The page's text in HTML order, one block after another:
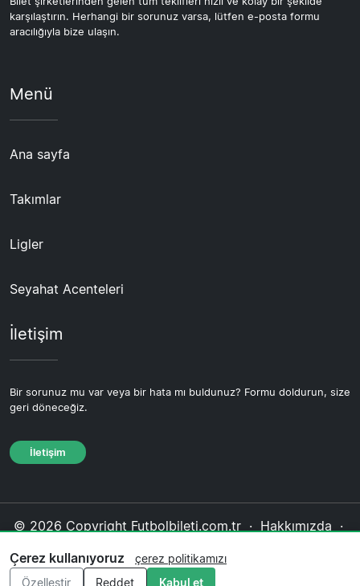
karşılaştırın. Herhangi bir sorunuz varsa, lütfen e-posta formu
aracılığıyla bize ulaşın.
Menü
Ana sayfa
Takımlar
Ligler
Seyahat Acenteleri
İletişim
Bir sorunuz mu var veya bir hata mı buldunuz? Formu doldurun, size
geri döneceğiz.
İletişim
© 2026 Copyright Futbolbileti.com.tr · Hakkımızda ·
Editoryal politika
Çerez kullanıyoruz
çerez politikamızı
Özelleştir
Reddet Kabul et